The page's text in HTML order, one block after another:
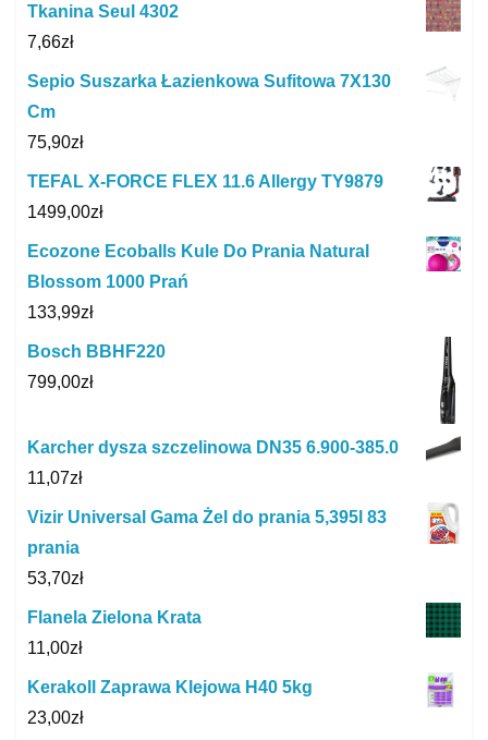
Tkanina Seul 4302
7,66zł
Sepio Suszarka Łazienkowa Sufitowa 7X130
Cm
75,90zł
TEFAL X-FORCE FLEX 11.6 Allergy TY9879
1499,00zł
Ecozone Ecoballs Kule Do Prania Natural
Blossom 1000 Prań
133,99zł
Bosch BBHF220
799,00zł
Karcher dysza szczelinowa DN35 6.900-385.0
11,07zł
Vizir Universal Gama Żel do prania 5,395l 83
prania
53,70zł
Flanela Zielona Krata
11,00zł
Kerakoll Zaprawa Klejowa H40 5kg
23,00zł